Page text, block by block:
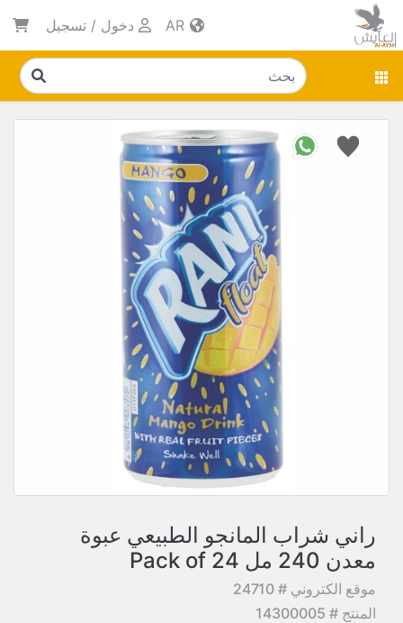
دخول / تسجيل
راني شراب المانجو الطبيعي عبوة
معدن 240 مل Pack of 24
موقع الكتروني # 24710
المنتج # 14300005